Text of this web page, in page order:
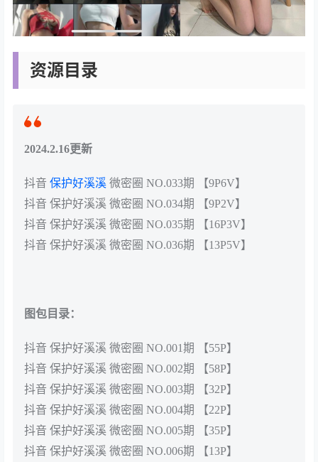
资源目录
2024.2.16更新
抖音 保护好溪溪 微密圈 NO.033期 【9P6V】
抖音 保护好溪溪 微密圈 NO.034期 【9P2V】
抖音 保护好溪溪 微密圈 NO.035期 【16P3V】
抖音 保护好溪溪 微密圈 NO.036期 【13P5V】
图包目录：
抖音 保护好溪溪 微密圈 NO.001期 【55P】
抖音 保护好溪溪 微密圈 NO.002期 【58P】
抖音 保护好溪溪 微密圈 NO.003期 【32P】
抖音 保护好溪溪 微密圈 NO.004期 【22P】
抖音 保护好溪溪 微密圈 NO.005期 【35P】
抖音 保护好溪溪 微密圈 NO.006期 【13P】